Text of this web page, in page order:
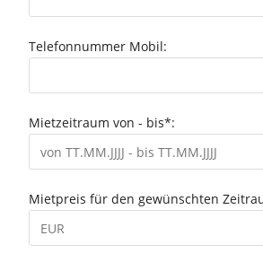
Telefonnummer Mobil:
Mietzeitraum von - bis*:
Mietpreis für den gewünschten